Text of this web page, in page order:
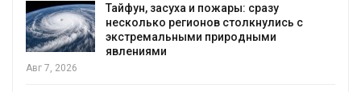
Тайфун, засуха и пожары: сразу
несколько регионов столкнулись с
экстремальными природными
явлениями
Авг 7, 2026